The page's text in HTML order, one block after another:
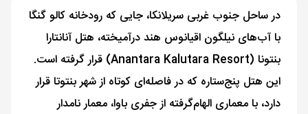
در ساحل جنوب غربی سریلانکا، جایی که رودخانه کالو گنگا
با آب‌های نیلگون اقیانوس هند درآمیخته، هتل آنانتارا
بنتونا (Anantara Kalutara Resort) قرار گرفته است.
این هتل پنج‌ستاره که در فاصله‌ای کوتاه از شهر بنتوتا قرار
دارد، با معماری الهام‌گرفته از جفری باوا، معمار نامدار